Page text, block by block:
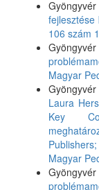
fejlesztése
106 szám
Magyar
Laura
Key
Magyar